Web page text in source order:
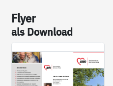
Fly­er
als Down­load